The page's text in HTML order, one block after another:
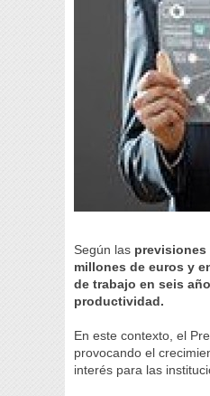
Según las previsiones
millones de euros y
de trabajo en seis
productividad.
En este contexto, el
provocando el
interés para las